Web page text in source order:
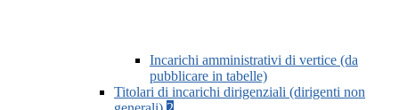
Incarichi amministrativi di vertice (da
pubblicare in tabelle)
Titolari di incarichi dirigenziali (dirigenti non